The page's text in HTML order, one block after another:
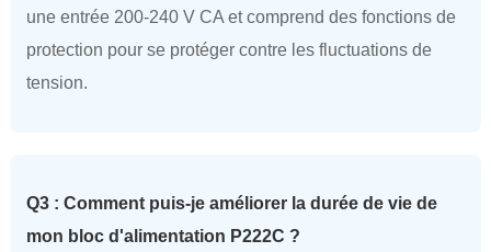
une entrée 200-240 V CA et comprend des fonctions de
protection pour se protéger contre les fluctuations de
tension.
Q3 : Comment puis-je améliorer la durée de vie de
mon bloc d'alimentation P222C ?